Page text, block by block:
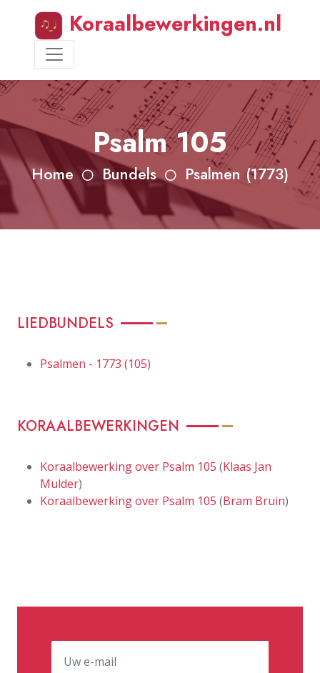
Koraalbewerkingen.nl
Psalm 105
Home Bundels Psalmen (1773)
LIEDBUNDELS
Psalmen - 1773 (105)
KORAALBEWERKINGEN
Koraalbewerking over Psalm 105 (Klaas Jan
Mulder)
Koraalbewerking over Psalm 105 (Bram Bruin)